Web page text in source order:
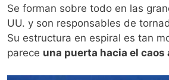
Se forman sobre todo en las
UU. y son responsables de
Su estructura en espiral es tan
parece una puerta hacia el